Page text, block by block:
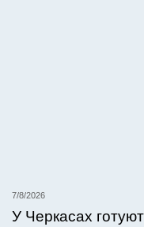
7/8/2026
У Черкасах